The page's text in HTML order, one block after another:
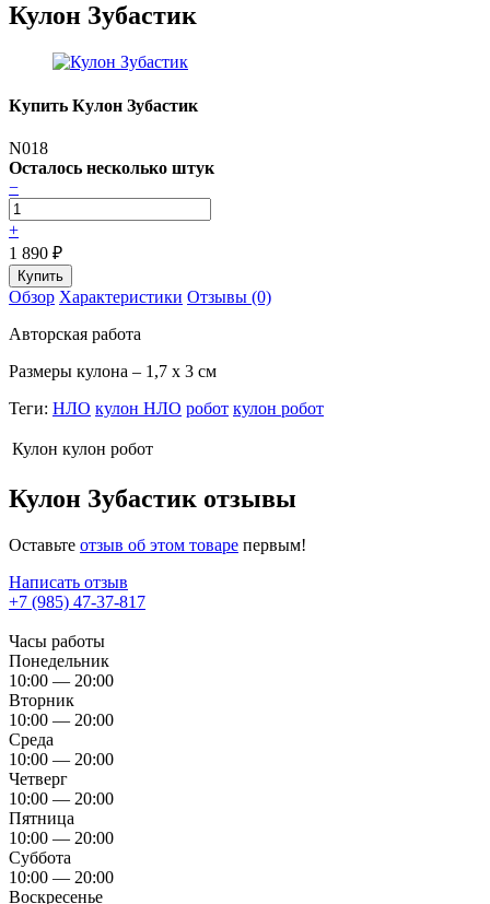
Кулон Зубастик
Купить Кулон Зубастик
N018
Осталось несколько штук
−
+
1 890 ₽
Обзор Характеристики Отзывы (0)
Авторская работа
Размеры кулона – 1,7 х 3 см
Теги: НЛО кулон НЛО робот кулон робот
Кулон кулон робот
Кулон Зубастик отзывы
Оставьте отзыв об этом товаре первым!
Написать отзыв
+7 (985) 47-37-817
Часы работы
Понедельник
10:00 — 20:00
Вторник
10:00 — 20:00
Среда
10:00 — 20:00
Четверг
10:00 — 20:00
Пятница
10:00 — 20:00
Суббота
10:00 — 20:00
Воскресенье